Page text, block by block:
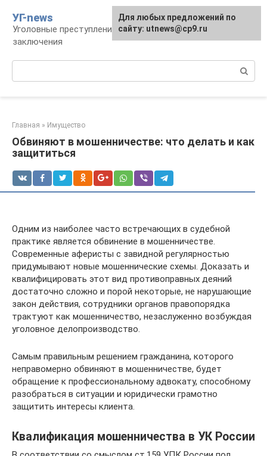
контенту
УГ-news
Уголовные преступления, наказания, места
заключения
Главная » Имущество
Обвиняют в мошенничестве: что делать и как
защититься
Одним из наиболее часто встречающих в судебной
практике является обвинение в мошенничестве.
Современные аферисты с завидной регулярностью
придумывают новые мошеннические схемы. Доказать и
квалифицировать этот вид противоправных деяний
достаточно сложно и порой некоторые, не нарушающие
закон действия, сотрудники органов правопорядка
трактуют как мошенничество, незаслуженно возбуждая
уголовное делопроизводство.
Самым правильным решением гражданина, которого
неправомерно обвиняют в мошенничестве, будет
обращение к профессиональному адвокату, способному
разобраться в ситуации и юридически грамотно
защитить интересы клиента.
Квалификация мошенничества в УК России
Для любых предложений по
сайту: utnews@cp9.ru